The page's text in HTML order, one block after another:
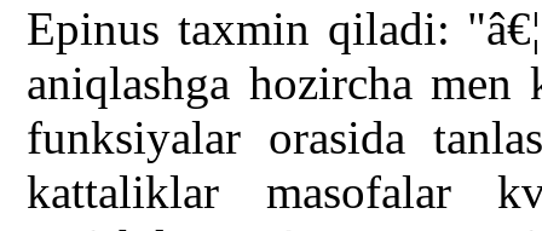
Epinus taxmin qiladi:
aniqlashga hozircha
funksiyalar orasida
kattaliklar masofalar